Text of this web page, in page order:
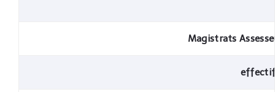
Magistrats